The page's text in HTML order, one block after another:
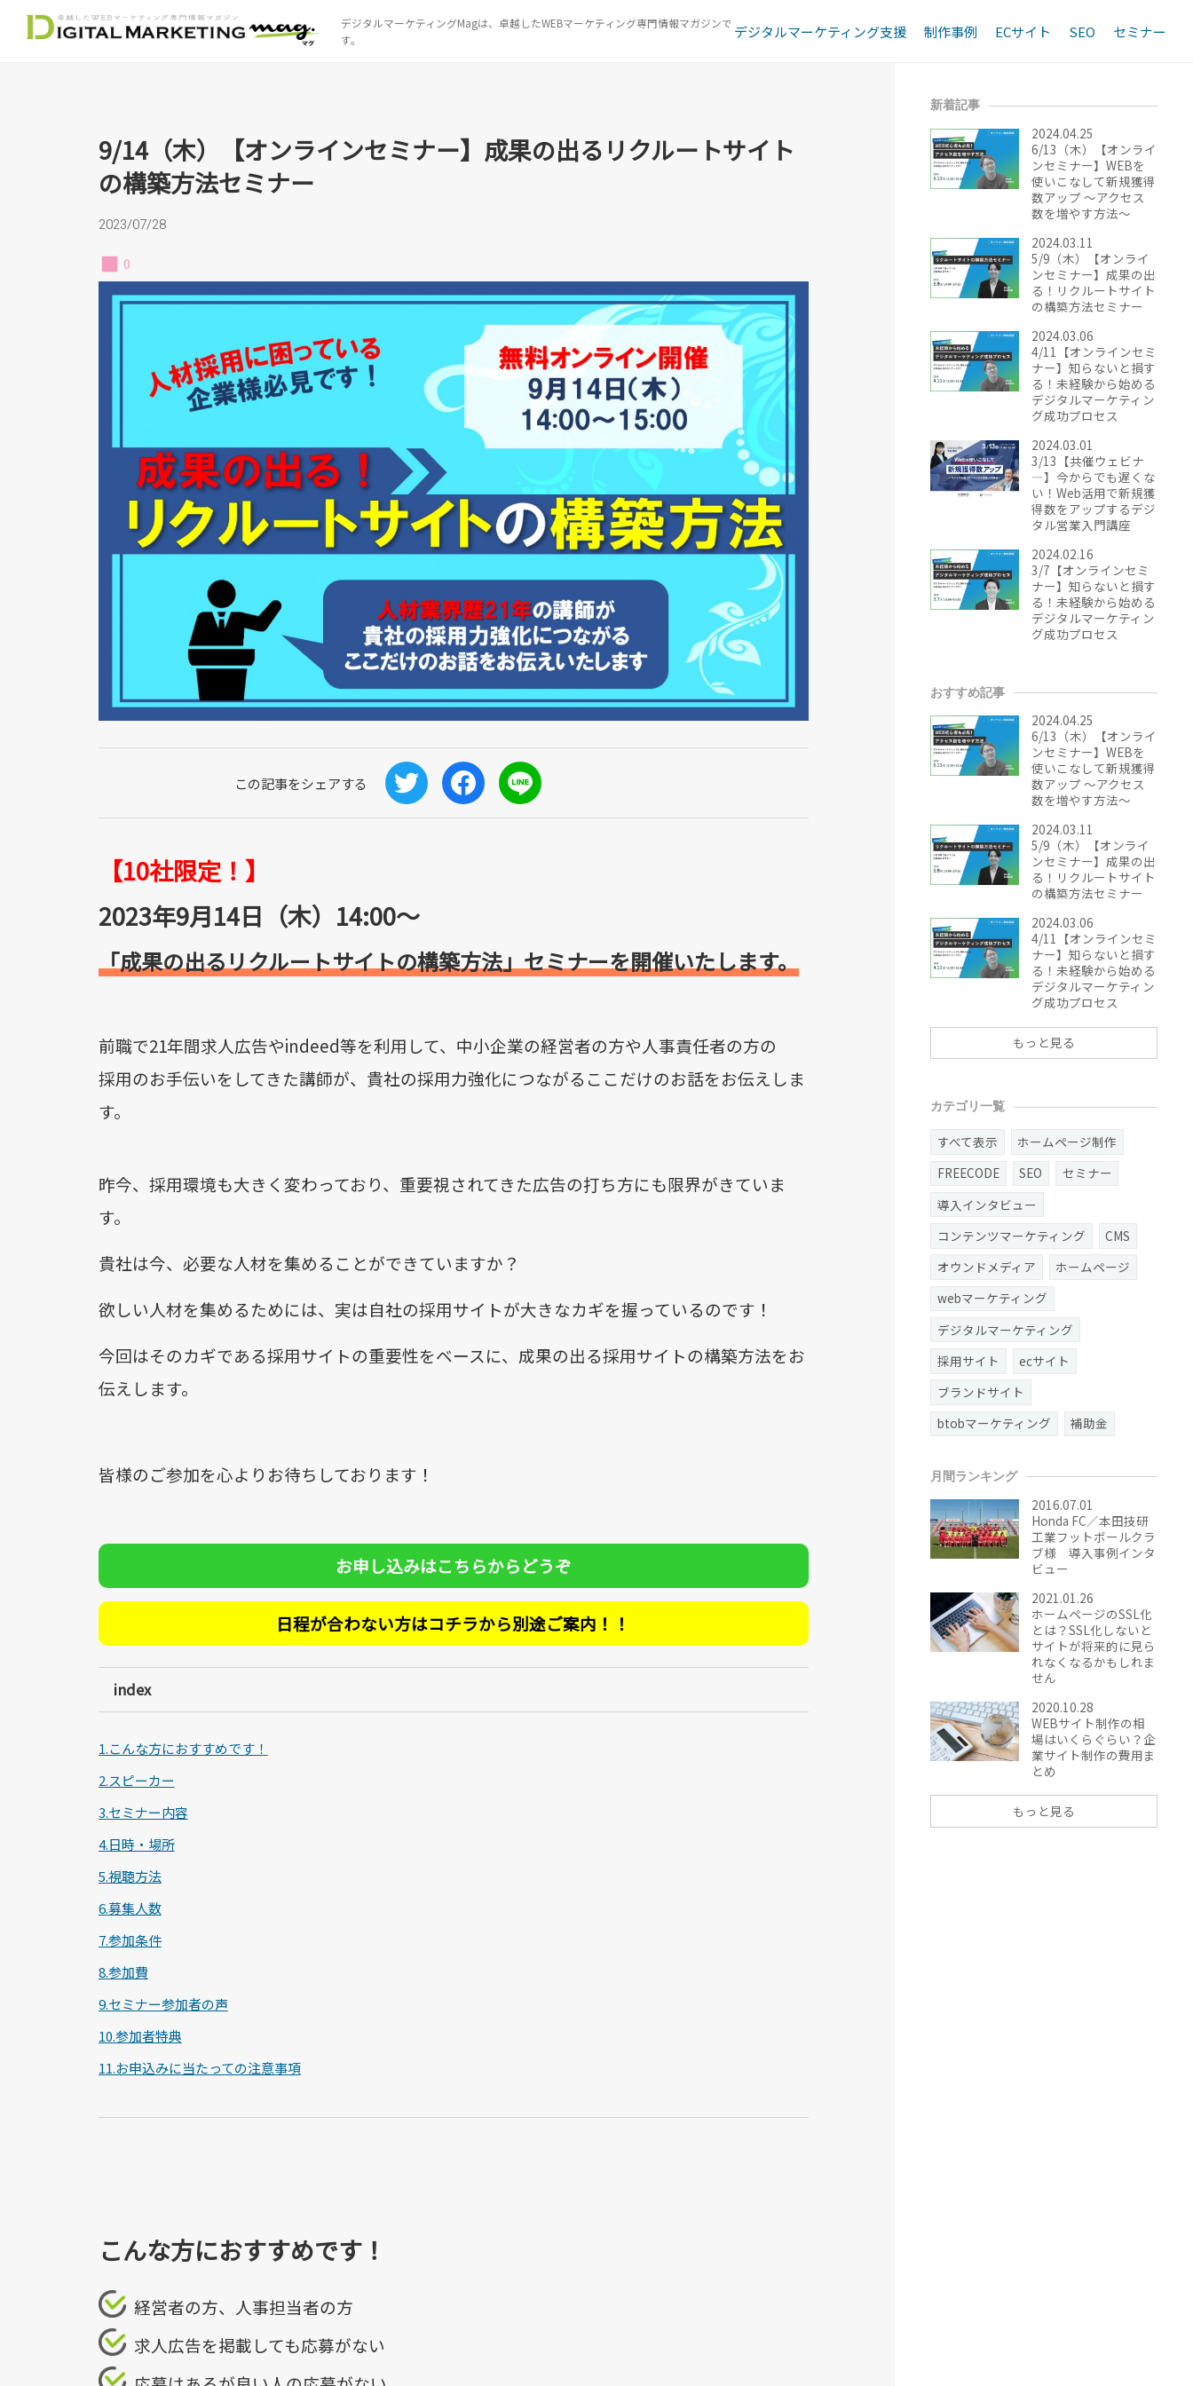
デジタルマーケティングMagは、卓越したWEBマーケティング専門情報マガジンで
す。
デジタルマーケティング支援 制作事例 ECサイト SEO セミナー
9/14（木）【オンラインセミナー】成果の出るリクルートサイト
の構築方法セミナー
2023/07/28
0
【10社限定！】
2023年9月14日（木）14:00～
「成果の出るリクルートサイトの構築方法」セミナーを開催いたします。
前職で21年間求人広告やindeed等を利用して、 中小企業の経営者の方や人事責任者の方の
採用のお手伝いをしてきた講師が、貴社の採用力強化につながるここだけのお話をお伝えしま
す。
昨今、採用環境も大きく変わっており、重要視されてきた広告の打ち方にも限界がきていま
す。
貴社は今、必要な人材を集めることができていますか？
欲しい人材を集めるためには、実は自社の採用サイトが大きなカギを握っているのです！
今回はそのカギである採用サイトの重要性をベースに、成果の出る採用サイトの構築方法をお
伝えします。
皆様のご参加を心よりお待ちしております！
お申し込みはこちらからどうぞ
日程が合わない方はコチラから別途ご案内！！
index
1.こんな方におすすめです！
2.スピーカー
3.セミナー内容
4.日時・場所
5.視聴方法
6.募集人数
7.参加条件
8.参加費
9.セミナー参加者の声
10.参加者特典
11.お申込みに当たっての注意事項
こんな方におすすめです！
経営者の方、人事担当者の方
求人広告を掲載しても応募がない
新着記事
2024.04.25
6/13（木）【オンライ
ンセミナー】WEBを
使いこなして新規獲得
数アップ ～アクセス
数を増やす方法～
2024.03.11
5/9（木）【オンライ
ンセミナー】成果の出
る！リクルートサイト
の構築方法セミナー
2024.03.06
4/11【オンラインセミ
ナー】知らないと損す
る！未経験から始める
デジタルマーケティン
グ成功プロセス
2024.03.01
3/13【共催ウェビナ
―】今からでも遅くな
い！Web活用で新規獲
得数をアップするデジ
タル営業入門講座
2024.02.16
3/7【オンラインセミ
ナー】知らないと損す
る！未経験から始める
デジタルマーケティン
グ成功プロセス
おすすめ記事
2024.04.25
6/13（木）【オンライ
ンセミナー】WEBを
使いこなして新規獲得
数アップ ～アクセス
数を増やす方法～
2024.03.11
5/9（木）【オンライ
ンセミナー】成果の出
る！リクルートサイト
の構築方法セミナー
2024.03.06
4/11【オンラインセミ
ナー】知らないと損す
る！未経験から始める
デジタルマーケティン
グ成功プロセス
もっと見る
カテゴリ一覧
すべて表示
ホームページ制作
FREECODE
SEO
セミナー
導入インタビュー
コンテンツマーケティング
CMS
オウンドメディア
ホームページ
webマーケティング
デジタルマーケティング
採用サイト
ecサイト
ブランドサイト
btobマーケティング
補助金
月間ランキング
2016.07.01
Honda FC／本田技研
工業フットボールクラ
ブ様 導入事例インタ
ビュー
2021.01.26
ホームページのSSL化
とは？SSL化しないと
サイトが将来的に見ら
れなくなるかもしれま
せん
2020.10.28
WEBサイト制作の相
場はいくらぐらい？企
業サイト制作の費用ま
とめ
もっと見る